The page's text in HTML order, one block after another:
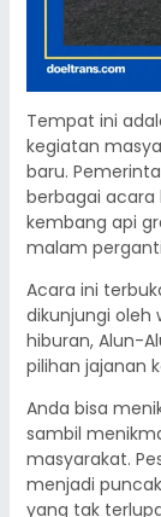
Tempat ini
kegiatan
baru.
berbagai acara
kembang api
malam
Acara ini
dikunjungi oleh
hiburan, Alun-
pilihan jajanan
Anda bisa
sambil
masyarakat.
menjadi
yang tak